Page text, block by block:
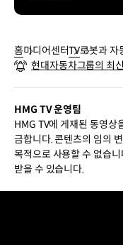
홈미디어센터TV로봇과 자
차그룹 이
현대자동차그룹의 최
HMG TV 운영팀
HMG TV에 게재된 동영상
금합니다. 콘텐츠의 임의
목적으로 사용할 수 없습
받을 수 있습니다.